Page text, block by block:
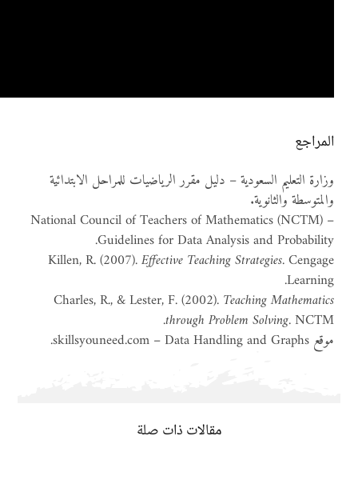
المراجع
وزارة التعليم السعودية – دليل مقرر الرياضيات للمراحل الابتدائية
والمتوسطة والثانوية.
National Council of Teachers of Mathematics (NCTM) –
Guidelines for Data Analysis and Probability.
Killen, R. (2007).Effective Teaching Strategies. Cengage
Learning.
Charles, R., & Lester, F. (2002). Teaching Mathematics
through Problem Solving. NCTM.
موقع skillsyouneed.com – Data Handling and Graphs.
مقالات ذات صلة